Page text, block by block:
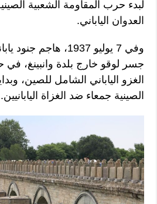
لبدء حرب المقاومة الشعبية
العدوان الياباني.
وفي 7 يوليو 1937،
جسر لوقو خارج بلدة وانبينغ، في
الغزو الياباني الشامل للصين،
الصينية جمعاء ضد الغزاة اليابانيين.